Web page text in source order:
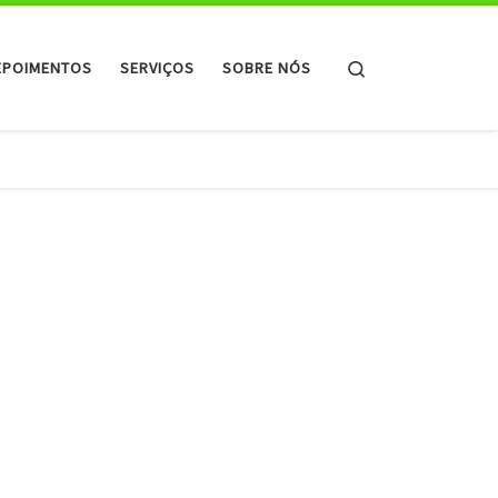
SERVIÇOS SOBRE NÓS